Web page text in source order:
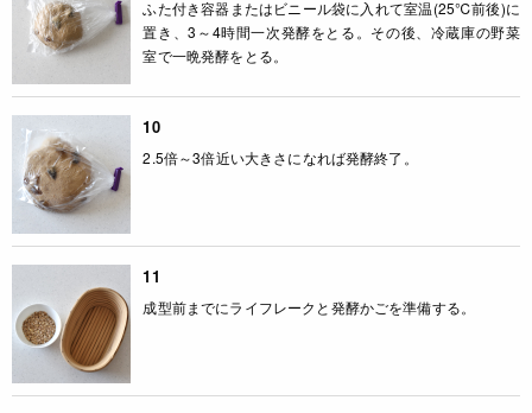
ふた付き容器またはビニール袋に入れて室温(25℃前後)に
置き、3～4時間一次発酵をとる。その後、冷蔵庫の野菜
室で一晩発酵をとる。
10
2.5倍～3倍近い大きさになれば発酵終了。
11
成型前までにライフレークと発酵かごを準備する。